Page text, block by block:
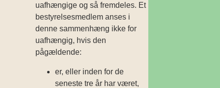
uafhængige og så fremdeles. Et
bestyrelsesmedlem anses i
denne sammenhæng ikke for
uafhængig, hvis den
pågældende:
er, eller inden for de
seneste tre år har været,